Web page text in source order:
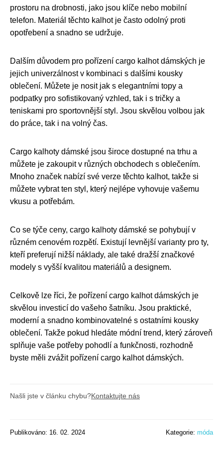
prostoru na drobnosti, jako jsou klíče nebo mobilní
telefon. Materiál těchto kalhot je často odolný proti
opotřebení a snadno se udržuje.
Dalším důvodem pro pořízení cargo kalhot dámských je
jejich univerzálnost v kombinaci s dalšími kousky
oblečení. Můžete je nosit jak s elegantními topy a
podpatky pro sofistikovaný vzhled, tak i s tričky a
teniskami pro sportovnější styl. Jsou skvělou volbou jak
do práce, tak i na volný čas.
Cargo kalhoty dámské jsou široce dostupné na trhu a
můžete je zakoupit v různých obchodech s oblečením.
Mnoho značek nabízí své verze těchto kalhot, takže si
můžete vybrat ten styl, který nejlépe vyhovuje vašemu
vkusu a potřebám.
Co se týče ceny, cargo kalhoty dámské se pohybují v
různém cenovém rozpětí. Existují levnější varianty pro ty,
kteří preferují nižší náklady, ale také dražší značkové
modely s vyšší kvalitou materiálů a designem.
Celkově lze říci, že pořízení cargo kalhot dámských je
skvělou investicí do vašeho šatníku. Jsou praktické,
moderní a snadno kombinovatelné s ostatními kousky
oblečení. Takže pokud hledáte módní trend, který zároveň
splňuje vaše potřeby pohodlí a funkčnosti, rozhodně
byste měli zvážit pořízení cargo kalhot dámských.
Našli jste v článku chybu?Kontaktujte nás
Publikováno: 16. 02. 2024 Kategorie: móda